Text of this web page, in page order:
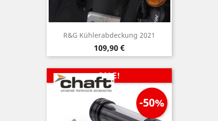
R&G Kühlerabdeckung 2021
Preis
109,90 €
-50%
SALE!